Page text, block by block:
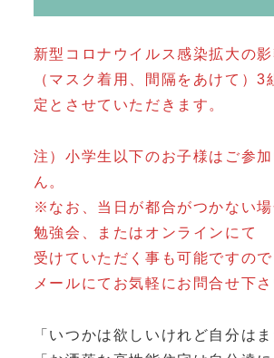
新型コロナウイルス感染拡大の影
（マスク着用、間隔をあけて）3
定とさせていただきます。
注）小学生以下のお子様はご参
ん。
※なお、当日が都合がつかない
勉強会、またはオンラインにて
受けていただく事も可能ですの
メールにてお気軽にお問合せ下さ
「いつかは欲しいけれど自分は